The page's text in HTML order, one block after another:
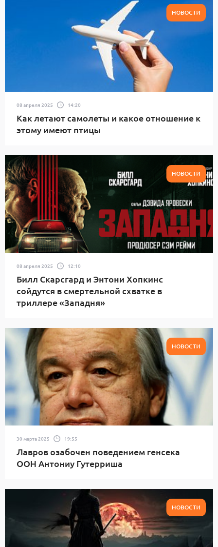
НОВОСТИ
08 апреля 2025 14:20
Как летают самолеты и какое отношение к
этому имеют птицы
НОВОСТИ
08 апреля 2025 12:10
Билл Скарсгард и Энтони Хопкинс
сойдутся в смертельной схватке в
триллере «Западня»
НОВОСТИ
30 марта 2025 19:55
Лавров озабочен поведением генсека
ООН Антониу Гутерриша
НОВОСТИ